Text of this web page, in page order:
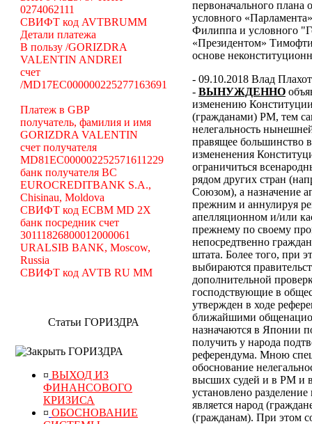
0274062111
СВИФТ код AVTBRUMM
Детали платежа
В пользу /GORIZDRA
VALENTIN ANDREI
счет
/MD17EC000000225277163691
Платеж в GBP
получатель, фамилия и имя
GORIZDRA VALENTIN
счет получателя
MD81EC000002252571611229
банк получателя BC
EUROCREDITBANK S.A.,
Chisinau, Moldova
СВИФТ код ECBM MD 2X
банк посредник счет
30111826800012000061
URALSIB BANK, Moscow,
Russia
СВИФТ код AVTB RU MM
Статьи ГОРИЗДРА
ГОРИЗДРА
¤ ВЫХОД ИЗ
ФИНАНСОВОГО
КРИЗИСА
¤ ОБОСНОВАНИЕ
первоначального плана
условного
Филиппа и условного
«Президентом»
основе
- 09.10.2018 Влад
- ВЫНУЖДЕННО
изменению
(гражданами) РМ, тем
нелегальность
правящее большинство
измененения
ограничиться
рядом других стран
Союзом), а назначение
прежним и аннулируя
апелляционном и/или
прежнему по своему
непосредтвенно
штата. Более того, при
выбираются
дополнительной
господствующие в
утвержден в ходе
ближайшими
назначаются в Японии
получить у народа
референдума. Мною
обоснование
высших судей и в РМ и
установлено
является народ
(гражданам). При этом